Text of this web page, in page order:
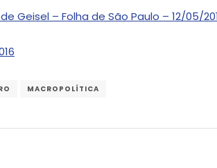
Geisel – Folha de São Paulo – 12/05/
MACROPOLÍTICA